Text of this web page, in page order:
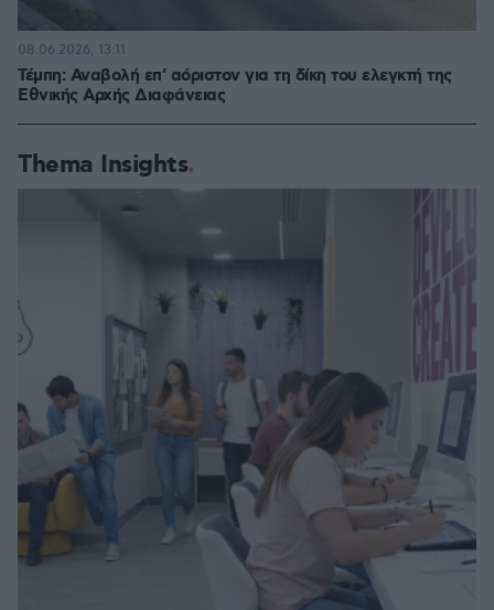
Τέμπη: Αναβολή επ’ αόριστον για τη δίκη του ελεγκτή της
Εθνικής Αρχής Διαφάνειας
08.06.2026, 13:11
Thema Insights